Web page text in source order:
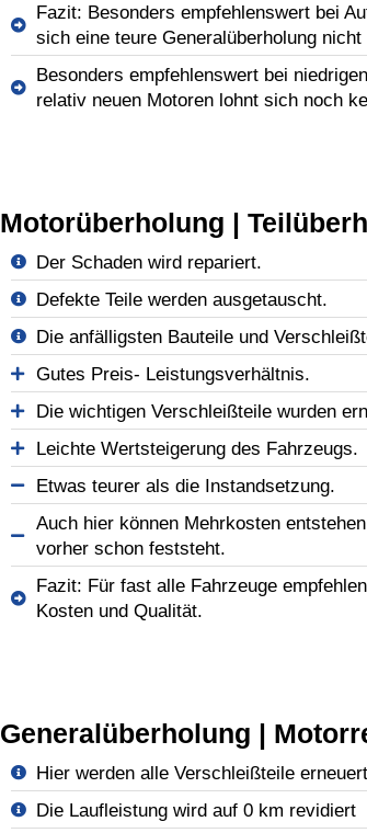
Fazit: Besonders empfehlenswert bei
sich eine teure Generalüberholung nicht
Besonders empfehlenswert bei
relativ neuen Motoren lohnt sich noch
Motorüberholung |
Der Schaden wird repariert.
Defekte Teile werden ausgetauscht.
Die anfälligsten Bauteile und
Gutes Preis- Leistungsverhältnis.
Die wichtigen Verschleißteile wurden
Leichte Wertsteigerung des Fahrzeugs.
Etwas teurer als die Instandsetzung.
Auch hier können Mehrkosten
vorher schon feststeht.
Fazit: Für fast alle Fahrzeuge
Kosten und Qualität.
Generalüberholung |
Hier werden alle Verschleißteile erneuert
Die Laufleistung wird auf 0 km revidiert